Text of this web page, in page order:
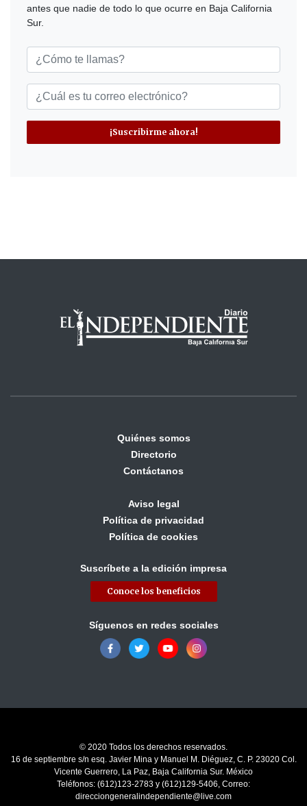
antes que nadie de todo lo que ocurre en Baja California
Sur.
¡Suscribirme ahora!
Quiénes somos
Directorio
Contáctanos
Aviso legal
Política de privacidad
Política de cookies
Suscríbete a la edición impresa
Conoce los beneficios
Síguenos en redes sociales
© 2020 Todos los derechos reservados.
16 de septiembre s/n esq. Javier Mina y Manuel M. Diéguez, C. P. 23020 Col.
Vicente Guerrero, La Paz, Baja California Sur. México
Teléfonos: (612)123-2783 y (612)129-5406, Correo:
direcciongeneralindependiente@live.com